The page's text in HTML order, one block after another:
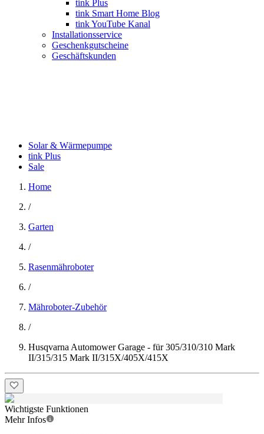
tink Plus
tink Smart Home Blog
tink YouTube Kanal
Installationsservice
Geschenkgutscheine
Geschäftskunden
Solar & Wärmepumpe
tink Plus
Sale
Home
/
Garten
/
Rasenmähroboter
/
Mähroboter-Zubehör
/
Husqvarna Automower Garage - für 305/310/310 Mark
II/315/315 Mark II/315X/405X/415X
Wichtigste Funktionen
Mehr Infos